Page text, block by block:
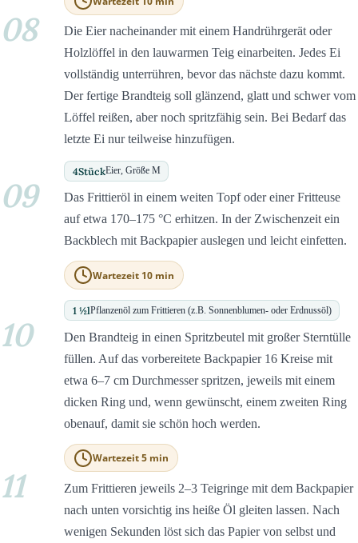
08
Die Eier nacheinander mit einem Handrührgerät oder
Holzlöffel in den lauwarmen Teig einarbeiten. Jedes Ei
vollständig unterrühren, bevor das nächste dazu kommt.
Der fertige Brandteig soll glänzend, glatt und schwer vom
Löffel reißen, aber noch spritzfähig sein. Bei Bedarf das
letzte Ei nur teilweise hinzufügen.
4StückEier, Größe M
09
Das Frittieröl in einem weiten Topf oder einer Fritteuse
auf etwa 170–175 °C erhitzen. In der Zwischenzeit ein
Backblech mit Backpapier auslegen und leicht einfetten.
Wartezeit 10 min
1 ½lPflanzenöl zum Frittieren (z.B. Sonnenblumen- oder Erdnussöl)
10
Den Brandteig in einen Spritzbeutel mit großer Sterntülle
füllen. Auf das vorbereitete Backpapier 16 Kreise mit
etwa 6–7 cm Durchmesser spritzen, jeweils mit einem
dicken Ring und, wenn gewünscht, einem zweiten Ring
obenauf, damit sie schön hoch werden.
Wartezeit 5 min
11
Zum Frittieren jeweils 2–3 Teigringe mit dem Backpapier
nach unten vorsichtig ins heiße Öl gleiten lassen. Nach
wenigen Sekunden löst sich das Papier von selbst und